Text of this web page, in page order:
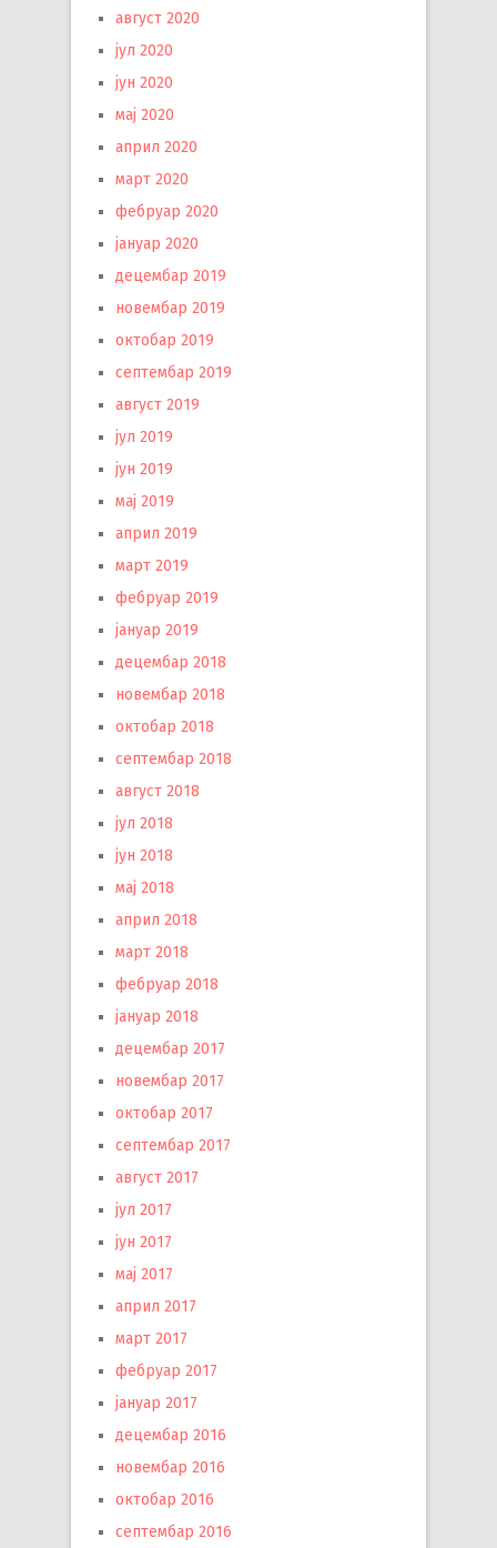
август 2020
јул 2020
јун 2020
мај 2020
април 2020
март 2020
фебруар 2020
јануар 2020
децембар 2019
новембар 2019
октобар 2019
септембар 2019
август 2019
јул 2019
јун 2019
мај 2019
април 2019
март 2019
фебруар 2019
јануар 2019
децембар 2018
новембар 2018
октобар 2018
септембар 2018
август 2018
јул 2018
јун 2018
мај 2018
април 2018
март 2018
фебруар 2018
јануар 2018
децембар 2017
новембар 2017
октобар 2017
септембар 2017
август 2017
јул 2017
јун 2017
мај 2017
април 2017
март 2017
фебруар 2017
јануар 2017
децембар 2016
новембар 2016
октобар 2016
септембар 2016